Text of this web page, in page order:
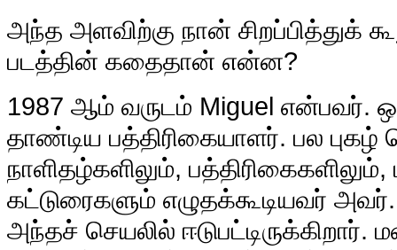
அந்த அளவிற்கு நான் சிறப்பித்துக்
படத்தின் கதைதான் என்ன?
1987 ஆம் வருடம் Miguel என்பவர்.
தாண்டிய பத்திரிகையாளர். பல புகழ்
நாளிதழ்களிலும்,
கட்டுரைகளும் எழுதக்கூடியவர்
அந்தச் செயலில் ஈடுபட்டிருக்கிறார்.